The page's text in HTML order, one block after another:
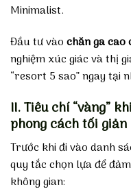
Minimalist.
Đầu tư vàochăn ga cao
nghiệm xúc giác và thị
“resort 5 sao” ngay tại
II. Tiêu chí “vàng”
phong cách tối giản
Trước khi đi vào danh
quy tắc chọn lựa để
không gian: